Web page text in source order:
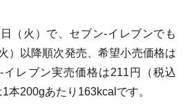
（火） で、 セブン-イレブンでも
）以降順次発売、 希望小売価格は
イレブン実売価格は211円（税込
本200gあたり 163kcal です。